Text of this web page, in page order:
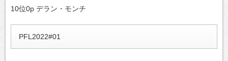
10位0p デラン・モンチ
PFL2022#01